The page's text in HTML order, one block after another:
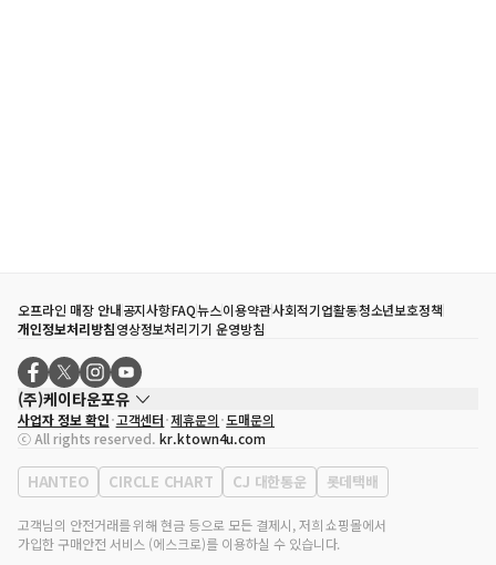
오프라인 매장 안내공지사항FAQ뉴스이용약관사회적기업활동청소년보호정책
개인정보처리방침영상정보처리기기 운영방침
(주)케이타운포유
대표자
송효민
사업자등록번호
120-87-71116
통신판매업 신고번호 제2011-서울강남-02223
대표전화
02-552-9855
사업자 정보 확인 고객센터 제휴문의 도매문의
ⓒ All rights reserved. kr.ktown4u.com
HANTEO CIRCLE CHART CJ 대한통운 롯데택배
고객님의 안전거래를 위해 현금 등으로 모든 결제시, 저희 쇼핑몰에서
가입한 구매안전 서비스 (에스크로)를 이용하실 수 있습니다.